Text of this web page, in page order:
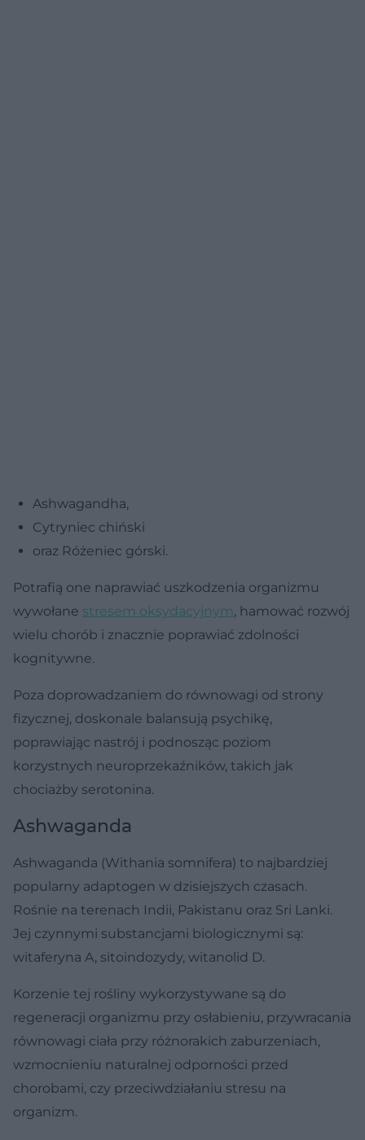
Ashwagandha,
Cytryniec chiński
oraz Różeniec górski.
Potrafią one naprawiać uszkodzenia organizmu
wywołane stresem oksydacyjnym, hamować rozwój
wielu chorób i znacznie poprawiać zdolności
kognitywne.
Poza doprowadzaniem do równowagi od strony
fizycznej, doskonale balansują psychikę,
poprawiając nastrój i podnosząc poziom
korzystnych neuroprzekaźników, takich jak
chociażby serotonina.
Ashwaganda
Ashwaganda (Withania somnifera) to najbardziej
popularny adaptogen w dzisiejszych czasach.
Rośnie na terenach Indii, Pakistanu oraz Sri Lanki.
Jej czynnymi substancjami biologicznymi są:
witaferyna A, sitoindozydy, witanolid D.
Korzenie tej rośliny wykorzystywane są do
regeneracji organizmu przy osłabieniu, przywracania
równowagi ciała przy różnorakich zaburzeniach,
wzmocnieniu naturalnej odporności przed
chorobami, czy przeciwdziałaniu stresu na
organizm.